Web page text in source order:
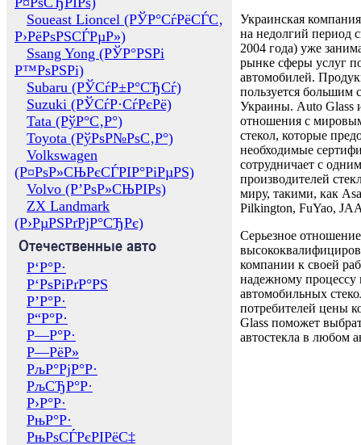
Soueast Lioncel (РЎР°СѓРёСЃС‚
Р›РёРѕРЅСЃРµР»)
Ssang Yong (РЎР°РЅРі
Р™РѕРЅРі)
Subaru (РЎСѓР±Р°СЂСѓ)
Suzuki (РЎСѓР·СѓРєРё)
Tata (РўР°С‚Р°)
Toyota (РўРѕР№РѕС‚Р°)
Volkswagen
(Р¤РѕР»СЊРєСЃРІР°РіРµРЅ)
Volvo (Р’РѕР»СЊРІРѕ)
ZX Landmark
(Р›РµРЅРґРјР°СЂРє)
Отечественные авто
Р‘Р°Р·
Р‘РѕРіРґР°РЅ
Р’Р°Р·
Р“Р°Р·
Р—Р°Р·
Р—РёР»
РљР°РјР°Р·
РљСЂР°Р·
Р›Р°Р·
РњР°Р·
РњРѕСЃРєРІРёС‡
Украинская
на недолгий период
2004 года) уже
рынке сферы услуг
автомобилей.
пользуется большим
Украины. Auto Glass
отношения с
стекол, которые
необходимые
сотрудничает с
производителей
миру, такими, как
Pilkington, FuYao,
Серьезное отношение
компании к своей
надежному процессу
автомобильных
потребителей цены
Glass поможет
автостекла в любом